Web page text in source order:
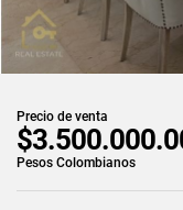
Precio de venta
Pesos Colombianos